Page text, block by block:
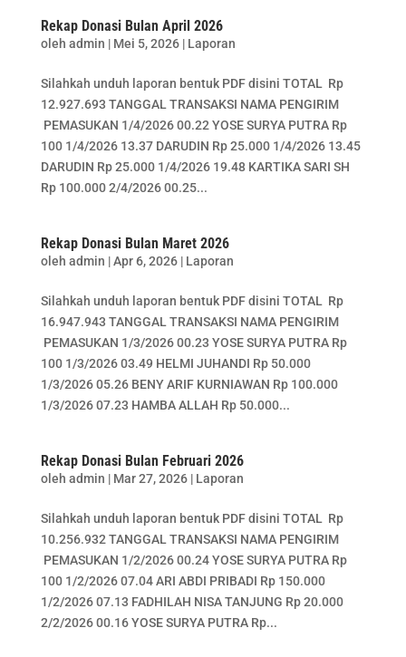
Rekap Donasi Bulan April 2026
oleh admin | Mei 5, 2026| Laporan
Silahkah unduh laporan bentuk PDF disini TOTAL Rp
12.927.693 TANGGAL TRANSAKSI NAMA PENGIRIM
PEMASUKAN 1/4/2026 00.22 YOSE SURYA PUTRA Rp
100 1/4/2026 13.37 DARUDIN Rp 25.000 1/4/2026 13.45
DARUDIN Rp 25.000 1/4/2026 19.48 KARTIKA SARI SH
Rp 100.000 2/4/2026 00.25...
Rekap Donasi Bulan Maret 2026
oleh admin |Apr 6, 2026| Laporan
Silahkah unduh laporan bentuk PDF disini TOTAL Rp
16.947.943 TANGGAL TRANSAKSI NAMA PENGIRIM
PEMASUKAN 1/3/2026 00.23 YOSE SURYA PUTRA Rp
100 1/3/2026 03.49 HELMI JUHANDI Rp 50.000
1/3/2026 05.26 BENY ARIF KURNIAWAN Rp 100.000
1/3/2026 07.23 HAMBA ALLAH Rp 50.000...
Rekap Donasi Bulan Februari 2026
oleh admin | Mar 27, 2026| Laporan
Silahkah unduh laporan bentuk PDF disini TOTAL Rp
10.256.932 TANGGAL TRANSAKSI NAMA PENGIRIM
PEMASUKAN 1/2/2026 00.24 YOSE SURYA PUTRA Rp
100 1/2/2026 07.04 ARI ABDI PRIBADI Rp 150.000
1/2/2026 07.13 FADHILAH NISA TANJUNG Rp 20.000
2/2/2026 00.16 YOSE SURYA PUTRA Rp...